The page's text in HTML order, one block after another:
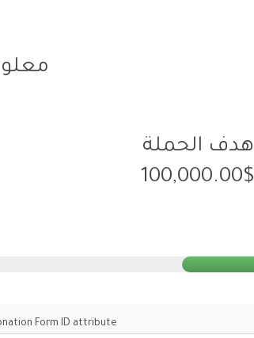
هدف الحملة
100,000.00$
Form ID attribute.